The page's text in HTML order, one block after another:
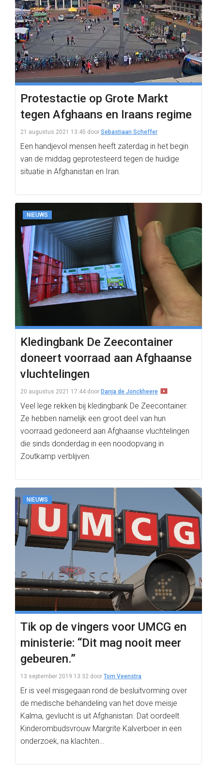
Protestactie op Grote Markt
tegen Afghaans en Iraans regime
21 augustus 2021 13:45 door Sebastiaan Scheffer
Een handjevol mensen heeft zaterdag in het begin
van de middag geprotesteerd tegen de huidige
situatie in Afghanistan en Iran.
NIEUWS
Kledingbank De Zeecontainer
doneert voorraad aan Afghaanse
vluchtelingen
20 augustus 2021 17:44 door Danja de Jonckheere
Veel lege rekken bij kledingbank De Zeecontainer.
Ze hebben namelijk een groot deel van hun
voorraad gedoneerd aan Afghaanse vluchtelingen
die sinds donderdag in een noodopvang in
Zoutkamp verblijven.
NIEUWS
Tik op de vingers voor UMCG en
ministerie: “Dit mag nooit meer
gebeuren.”
13 september 2019 13:32 door Tom Veenstra
Er is veel misgegaan rond de besluitvorming over
de medische behandeling van het dove meisje
Kalma, gevlucht is uit Afghanistan. Dat oordeelt
Kinderombudsvrouw Margrite Kalverboer in een
onderzoek, na klachten…